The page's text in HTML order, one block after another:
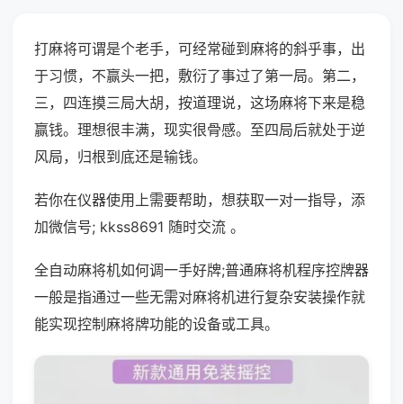
打麻将可谓是个老手，可经常碰到麻将的斜乎事，出
于习惯，不赢头一把，敷衍了事过了第一局。第二，
三，四连摸三局大胡，按道理说，这场麻将下来是稳
赢钱。理想很丰满，现实很骨感。至四局后就处于逆
风局，归根到底还是输钱。
若你在仪器使用上需要帮助，想获取一对一指导，添
加微信号; kkss8691 随时交流 。
全自动麻将机如何调一手好牌;普通麻将机程序控牌器
一般是指通过一些无需对麻将机进行复杂安装操作就
能实现控制麻将牌功能的设备或工具。